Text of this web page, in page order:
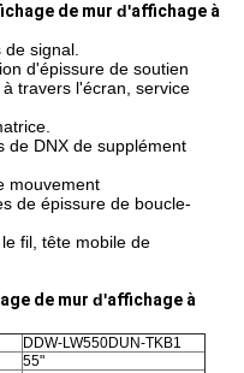
de mur d'affichage à
de signal.
d'épissure de soutien
travers l'écran, service
de DNX de supplément
mouvement
de épissure de boucle-
fil, tête mobile de
de mur d'affichage à
DDW-LW550DUN-TKB1
55"